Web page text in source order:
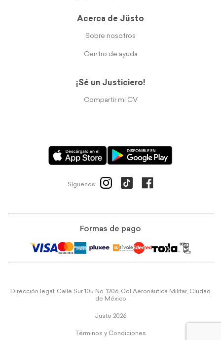
Acerca de Jüsto
Sobre nosotros
Centro de ayuda
¡Sé un Justiciero!
Compartir mi CV
Síguenos:
Formas de pago
Dirección legal: Calle Sur 105 No. 1206, Col Aeronáutica Militar, Ciudad
de México
Justo 2026
Términos y Condiciones